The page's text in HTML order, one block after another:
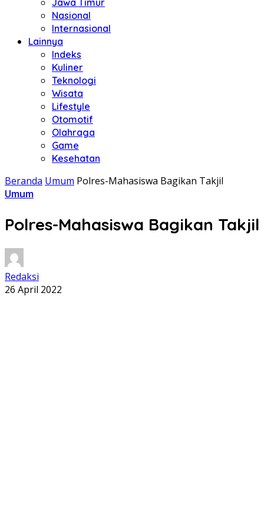
Jawa Timur
Nasional
Internasional
Lainnya
Indeks
Kuliner
Teknologi
Wisata
Lifestyle
Otomotif
Olahraga
Game
Kesehatan
Beranda Umum Polres-Mahasiswa Bagikan Takjil
Umum
Polres-Mahasiswa Bagikan Takjil
Redaksi
26 April 2022